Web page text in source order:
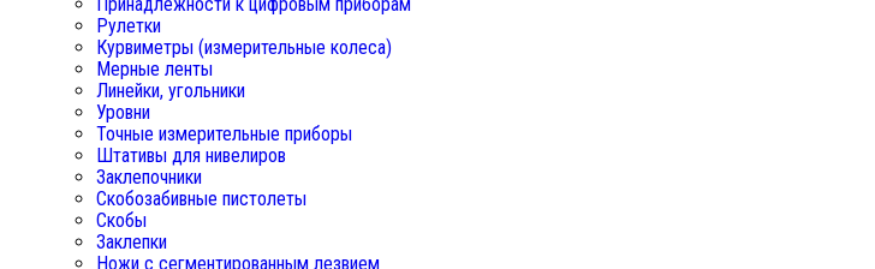
Рулетки
Курвиметры (измерительные колеса)
Мерные ленты
Линейки, угольники
Уровни
Точные измерительные приборы
Штативы для нивелиров
Заклепочники
Скобозабивные пистолеты
Скобы
Заклепки
Ножи с сегментированным лезвием